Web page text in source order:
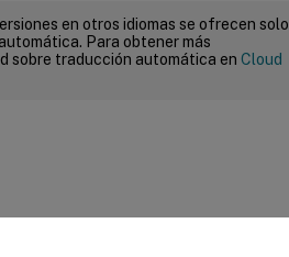
en otros idiomas se ofrecen solo
Para obtener más
sobre traducción automática en Cloud